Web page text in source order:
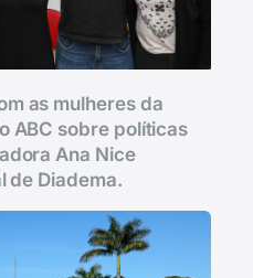
as mulheres da
ABC sobre políticas
Ana Nice
de Diadema.